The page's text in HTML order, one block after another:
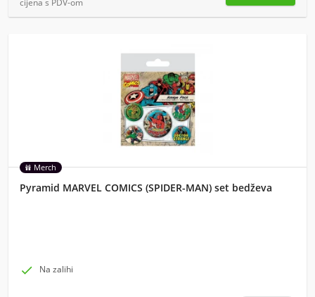
cijena s PDV-om
Merch
Pyramid MARVEL COMICS (SPIDER-MAN) set bedževa
 Na zalihi